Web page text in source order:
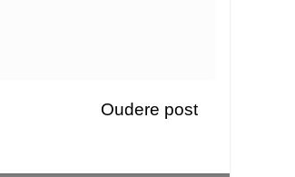
Oudere post